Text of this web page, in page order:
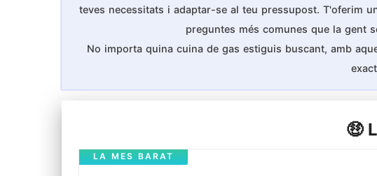
teves necessitats i adaptar-se al teu pressupost. T'oferim
preguntes més comunes que la gent
No importa quina cuina de gas estiguis buscant, amb
🤑
LA MES BARAT